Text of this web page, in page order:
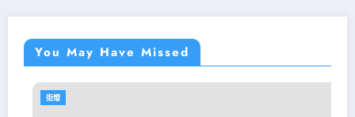
You May Have Missed